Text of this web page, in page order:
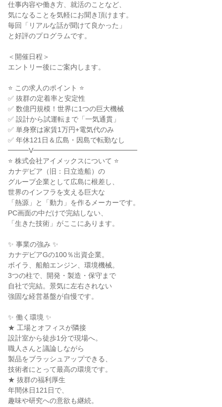
仕事内容や働き方、就活のことなど、
気になることを気軽にお聞き頂けます。
毎回「リアルな話が聞けて良かった」
と好評のプログラムです。
＜開催日程＞
エントリー後にご案内します。
⭐ この求人のポイント ⭐
✅ 抜群の定着率と安定性
✅ 数億円規模！世界に1つの巨大機械
✅ 設計から試運転まで「一気通貫」
✅ 単身寮は家賃1万円+電気代のみ
✅ 年休121日＆広島・因島で転勤なし
━━━V━━━━━━━━━━━━━━━
⭐ 株式会社アイメックスについて ⭐
カナデビア（旧：日立造船）の
グループ企業として広島に根差し、
世界のインフラを支える巨大な
「熱源」と「動力」を作るメーカーです。
PC画面の中だけで完結しない、
「生きた技術」がここにあります。
✨ 事業の強み ✨
カナデビアGの100％出資企業。
ボイラ、船舶エンジン、環境機械。
3つの柱で、開発・製造・保守まで
自社で完結。景気に左右されない
強固な経営基盤が自慢です。
✨ 働く環境 ✨
★ 工場とオフィスが隣接
設計室から徒歩1分で現場へ。
職人さんと議論しながら
製品をブラッシュアップできる、
技術者にとって最高の環境です。
★ 抜群の福利厚生
年間休日121日で、
趣味や研究への意欲も継続。